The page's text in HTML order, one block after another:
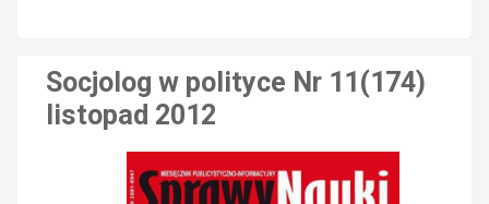
Socjolog w polityce Nr 11(174)
listopad 2012